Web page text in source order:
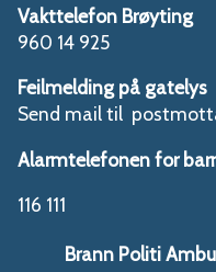
Vakttelefon Brøyting
960 14 925
Feilmelding på gatelys
Send mail til
Alarmtelefonen for
116 111
Brann Politi